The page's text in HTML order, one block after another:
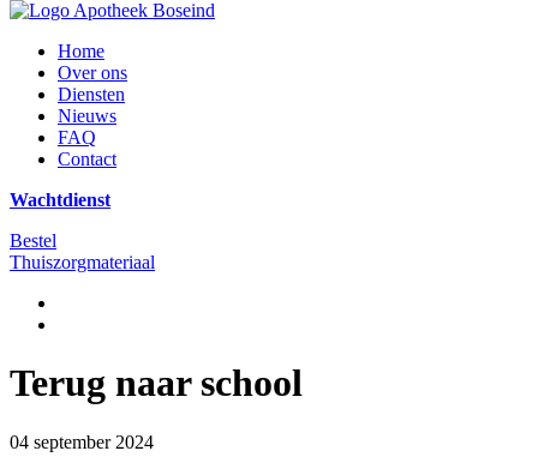
Home
Over ons
Diensten
Nieuws
FAQ
Contact
Wachtdienst
Bestel
Thuiszorgmateriaal
Terug naar school
04 september 2024